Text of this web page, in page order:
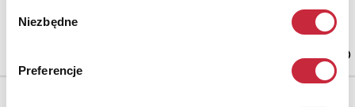
zgody
Niezbędne
Preferencje
plater; średnica: 18,7 cm;